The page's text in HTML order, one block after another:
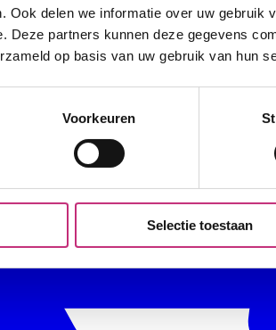
Ook delen we informatie over uw gebruik
Deze partners kunnen deze gegevens
op basis van uw gebruik van hun
Voorkeuren
Selectie toestaan